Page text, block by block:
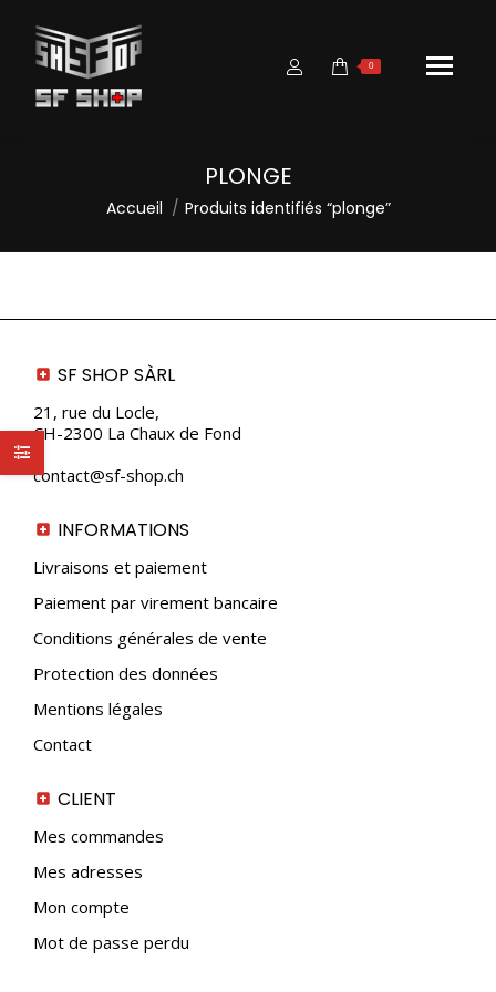
0
PLONGE
Vous êtes ici :
Accueil Produits identifiés “plonge”
SF SHOP SÀRL
21, rue du Locle,
CH-2300 La Chaux de Fond
contact@sf-shop.ch
INFORMATIONS
Livraisons et paiement
Paiement par virement bancaire
Conditions générales de vente
Protection des données
Mentions légales
Contact
CLIENT
Mes commandes
Mes adresses
Mon compte
Mot de passe perdu